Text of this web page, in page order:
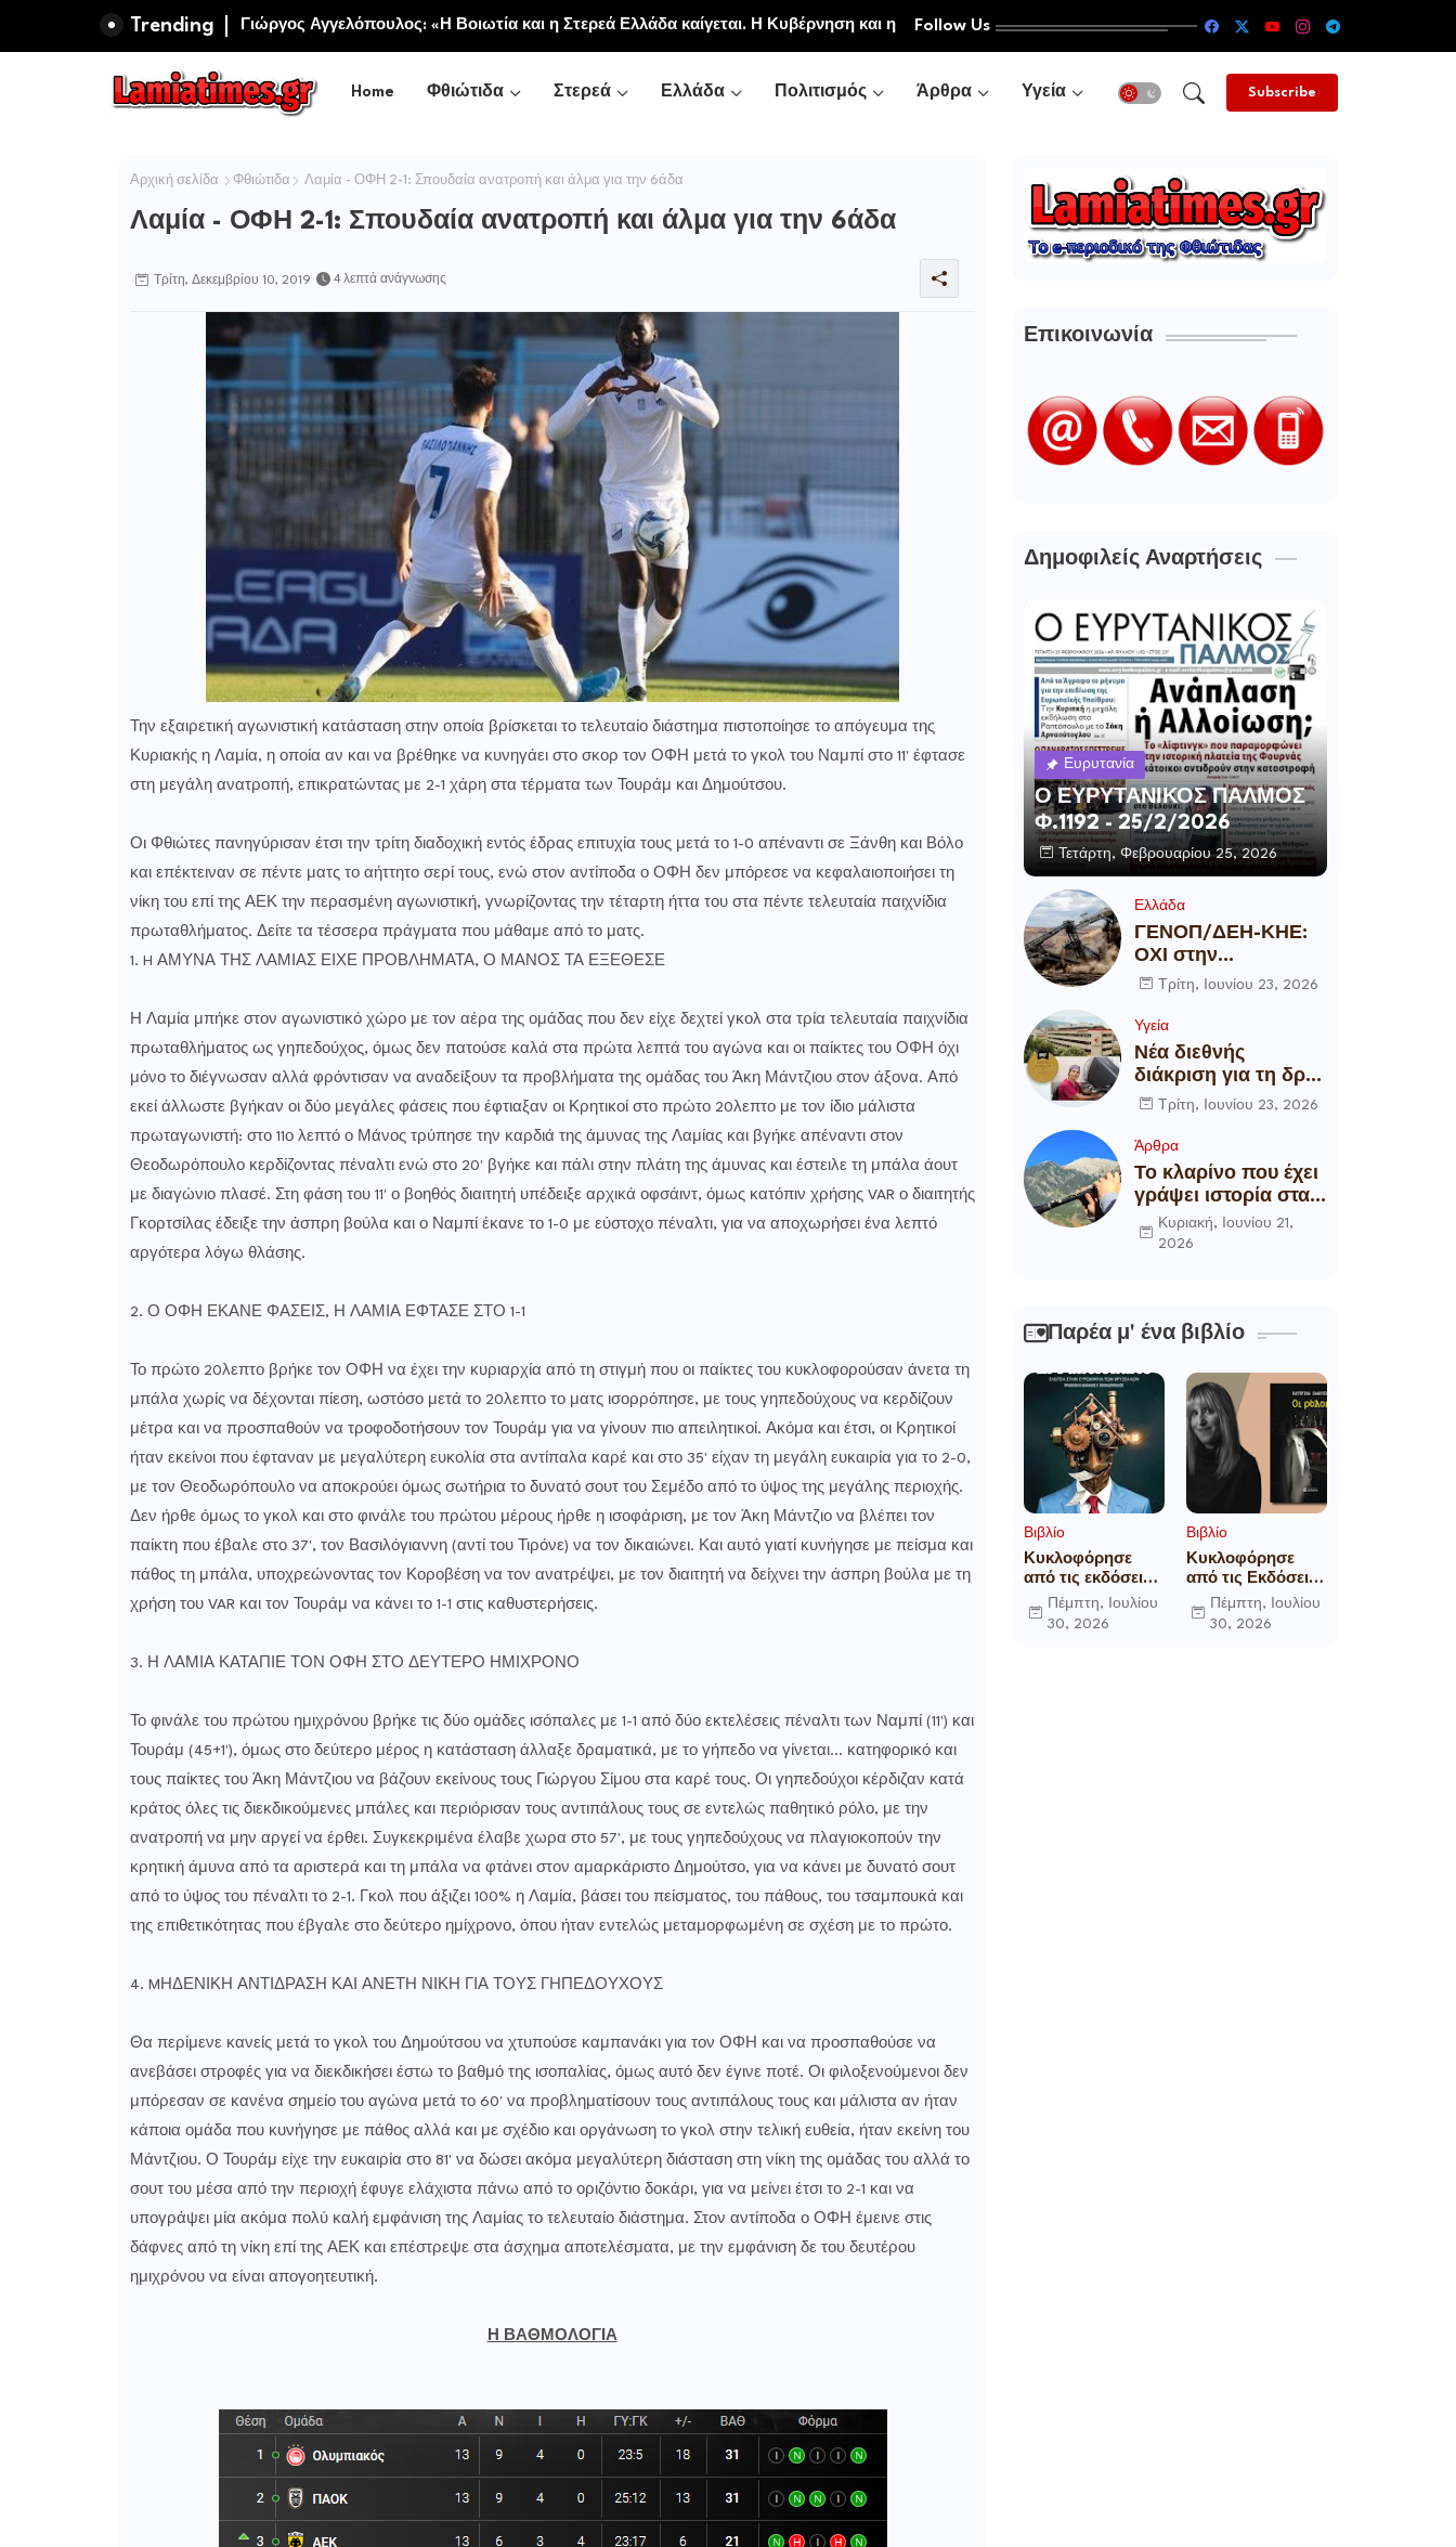
Trending Πανηγυρίζει η Ιερά Σταυροπηγιακή και Κοινοβιακή Μονή Μεταμορφώσεως του Follow Us
Home Φθιώτιδα Στερεά Ελλάδα Πολιτισμός Άρθρα Υγεία Subscribe
Αρχική σελίδα Φθιώτιδα Λαμία - ΟΦΗ 2-1: Σπουδαία ανατροπή και άλμα για την 6άδα
Λαμία - ΟΦΗ 2-1: Σπουδαία ανατροπή και άλμα για την 6άδα
Τρίτη, Δεκεμβρίου 10, 2019 4 λεπτά ανάγνωσης
Την εξαιρετική αγωνιστική κατάσταση στην οποία βρίσκεται το τελευταίο διάστημα πιστοποίησε το απόγευμα της
Κυριακής η Λαμία, η οποία αν και να βρέθηκε να κυνηγάει στο σκορ τον ΟΦΗ μετά το γκολ του Ναμπί στο 11' έφτασε
στη μεγάλη ανατροπή, επικρατώντας με 2-1 χάρη στα τέρματα των Τουράμ και Δημούτσου.
Οι Φθιώτες πανηγύρισαν έτσι την τρίτη διαδοχική εντός έδρας επιτυχία τους μετά το 1-0 απέναντι σε Ξάνθη και Βόλο
και επέκτειναν σε πέντε ματς το αήττητο σερί τους, ενώ στον αντίποδα ο ΟΦΗ δεν μπόρεσε να κεφαλαιοποιήσει τη
νίκη του επί της ΑΕΚ την περασμένη αγωνιστική, γνωρίζοντας την τέταρτη ήττα του στα πέντε τελευταία παιχνίδια
πρωταθλήματος. Δείτε τα τέσσερα πράγματα που μάθαμε από το ματς.
1. H ΑΜΥΝΑ ΤΗΣ ΛΑΜΙΑΣ ΕΙΧΕ ΠΡΟΒΛΗΜΑΤΑ, Ο ΜΑΝΟΣ ΤΑ ΕΞΕΘΕΣΕ
Η Λαμία μπήκε στον αγωνιστικό χώρο με τον αέρα της ομάδας που δεν είχε δεχτεί γκολ στα τρία τελευταία παιχνίδια
πρωταθλήματος ως γηπεδούχος, όμως δεν πατούσε καλά στα πρώτα λεπτά του αγώνα και οι παίκτες του ΟΦΗ όχι
μόνο το διέγνωσαν αλλά φρόντισαν να αναδείξουν τα προβλήματα της ομάδας του Άκη Μάντζιου στον άξονα. Από
εκεί άλλωστε βγήκαν οι δύο μεγάλες φάσεις που έφτιαξαν οι Κρητικοί στο πρώτο 20λεπτο με τον ίδιο μάλιστα
πρωταγωνιστή: στο 11ο λεπτό ο Μάνος τρύπησε την καρδιά της άμυνας της Λαμίας και βγήκε απέναντι στον
Θεοδωρόπουλο κερδίζοντας πέναλτι ενώ στο 20' βγήκε και πάλι στην πλάτη της άμυνας και έστειλε τη μπάλα άουτ
με διαγώνιο πλασέ. Στη φάση του 11' ο βοηθός διαιτητή υπέδειξε αρχικά οφσάιντ, όμως κατόπιν χρήσης VAR ο διαιτητής
Γκορτσίλας έδειξε την άσπρη βούλα και ο Ναμπί έκανε το 1-0 με εύστοχο πέναλτι, για να αποχωρήσει ένα λεπτό
αργότερα λόγω θλάσης.
2. Ο ΟΦΗ ΕΚΑΝΕ ΦΑΣΕΙΣ, Η ΛΑΜΙΑ ΕΦΤΑΣΕ ΣΤΟ 1-1
Το πρώτο 20λεπτο βρήκε τον ΟΦΗ να έχει την κυριαρχία από τη στιγμή που οι παίκτες του κυκλοφορούσαν άνετα τη
μπάλα χωρίς να δέχονται πίεση, ωστόσο μετά το 20λεπτο το ματς ισορρόπησε, με τους γηπεδούχους να κερδίζουν
μέτρα και να προσπαθούν να τροφοδοτήσουν τον Τουράμ για να γίνουν πιο απειλητικοί. Ακόμα και έτσι, οι Κρητικοί
ήταν εκείνοι που έφταναν με μεγαλύτερη ευκολία στα αντίπαλα καρέ και στο 35' είχαν τη μεγάλη ευκαιρία για το 2-0,
με τον Θεοδωρόπουλο να αποκρούει όμως σωτήρια το δυνατό σουτ του Σεμέδο από το ύψος της μεγάλης περιοχής.
Δεν ήρθε όμως το γκολ και στο φινάλε του πρώτου μέρους ήρθε η ισοφάριση, με τον Άκη Μάντζιο να βλέπει τον
παίκτη που έβαλε στο 37', τον Βασιλόγιαννη (αντί του Τιρόνε) να τον δικαιώνει. Και αυτό γιατί κυνήγησε με πείσμα και
πάθος τη μπάλα, υποχρεώνοντας τον Κοροβέση να τον ανατρέψει, με τον διαιτητή να δείχνει την άσπρη βούλα με τη
χρήση του VAR και τον Τουράμ να κάνει το 1-1 στις καθυστερήσεις.
3. Η ΛΑΜΙΑ ΚΑΤΑΠΙΕ ΤΟΝ ΟΦΗ ΣΤΟ ΔΕΥΤΕΡΟ ΗΜΙΧΡΟΝΟ
Το φινάλε του πρώτου ημιχρόνου βρήκε τις δύο ομάδες ισόπαλες με 1-1 από δύο εκτελέσεις πέναλτι των Ναμπί (11') και
Τουράμ (45+1'), όμως στο δεύτερο μέρος η κατάσταση άλλαξε δραματικά, με το γήπεδο να γίνεται... κατηφορικό και
τους παίκτες του Άκη Μάντζιου να βάζουν εκείνους τους Γιώργου Σίμου στα καρέ τους. Οι γηπεδούχοι κέρδιζαν κατά
κράτος όλες τις διεκδικούμενες μπάλες και περιόρισαν τους αντιπάλους τους σε εντελώς παθητικό ρόλο, με την
ανατροπή να μην αργεί να έρθει. Συγκεκριμένα έλαβε χωρα στο 57', με τους γηπεδούχους να πλαγιοκοπούν την
κρητική άμυνα από τα αριστερά και τη μπάλα να φτάνει στον αμαρκάριστο Δημούτσο, για να κάνει με δυνατό σουτ
από το ύψος του πέναλτι το 2-1. Γκολ που άξιζει 100% η Λαμία, βάσει του πείσματος, του πάθους, του τσαμπουκά και
της επιθετικότητας που έβγαλε στο δεύτερο ημίχρονο, όπου ήταν εντελώς μεταμορφωμένη σε σχέση με το πρώτο.
4. MΗΔΕΝΙΚΗ ΑΝΤΙΔΡΑΣΗ ΚΑΙ ΑΝΕΤΗ ΝΙΚΗ ΓΙΑ ΤΟΥΣ ΓΗΠΕΔΟΥΧΟΥΣ
Θα περίμενε κανείς μετά το γκολ του Δημούτσου να χτυπούσε καμπανάκι για τον ΟΦΗ και να προσπαθούσε να
ανεβάσει στροφές για να διεκδικήσει έστω το βαθμό της ισοπαλίας, όμως αυτό δεν έγινε ποτέ. Οι φιλοξενούμενοι δεν
μπόρεσαν σε κανένα σημείο του αγώνα μετά το 60' να προβληματίσουν τους αντιπάλους τους και μάλιστα αν ήταν
κάποια ομάδα που κυνήγησε με πάθος αλλά και με σχέδιο και οργάνωση το γκολ στην τελική ευθεία, ήταν εκείνη του
Μάντζιου. Ο Τουράμ είχε την ευκαιρία στο 81' να δώσει ακόμα μεγαλύτερη διάσταση στη νίκη της ομάδας του αλλά το
σουτ του μέσα από την περιοχή έφυγε ελάχιστα πάνω από το οριζόντιο δοκάρι, για να μείνει έτσι το 2-1 και να
υπογράψει μία ακόμα πολύ καλή εμφάνιση της Λαμίας το τελευταίο διάστημα. Στον αντίποδα ο ΟΦΗ έμεινε στις
δάφνες από τη νίκη επί της ΑΕΚ και επέστρεψε στα άσχημα αποτελέσματα, με την εμφάνιση δε του δευτέρου
ημιχρόνου να είναι απογοητευτική.
Η ΒΑΘΜΟΛΟΓΙΑ
Επικοινωνία
Δημοφιλείς Αναρτήσεις
Ευρυτανία
Ο ΕΥΡΥΤΑΝΙΚΟΣ ΠΑΛΜΟΣ
Φ.1192 - 25/2/2026
Τετάρτη, Φεβρουαρίου 25, 2026
Ελλάδα
ΓΕΝΟΠ/ΔΕΗ-ΚΗΕ:
ΟΧΙ στην
αποξήλωση των
υποδομών της
χώρας
Τρίτη, Ιουνίου 23, 2026
Υγεία
Νέα διεθνής
διάκριση για τη δρ
Θάλεια
Διευθύντρια
Xειρουργό του
Metropolitan
General
Τρίτη, Ιουνίου 23, 2026
Άρθρα
Το κλαρίνο που έχει
γράψει ιστορία στα
χωριά της Ρούμελης
Κυριακή, Ιουνίου 21,
2026
Παρέα μ' ένα βιβλίο
Βιβλίο
Κυκλοφόρησε
από τις εκδόσεις
Gema το
μυθιστόρημα του
Πέμπτη, Ιουλίου
30, 2026
Βιβλίο
Κυκλοφόρησε
από τις Εκδόσεις
Επίμετρο το
αστυνομικό
Πέμπτη, Ιουλίου
30, 2026